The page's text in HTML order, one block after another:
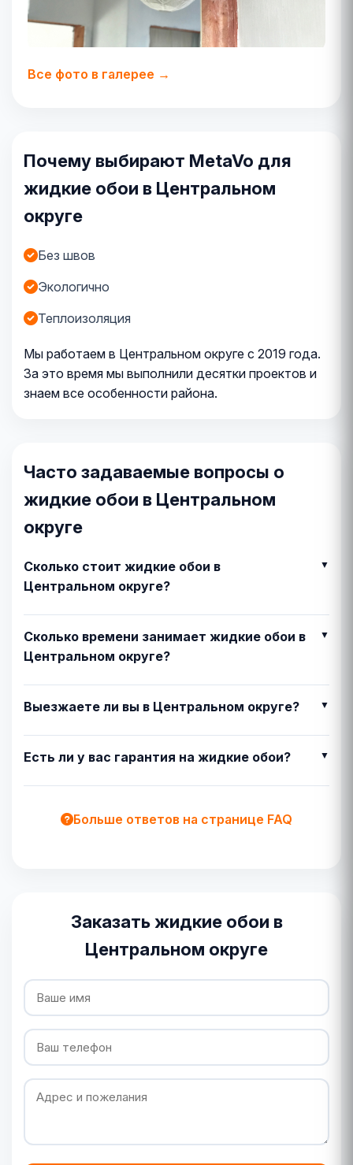
Все фото в галерее →
Почему выбирают MetaVo для
жидкие обои в Центральном
округе
Без швов
Экологично
Теплоизоляция
Мы работаем в Центральном округе с 2019 года.
За это время мы выполнили десятки проектов и
знаем все особенности района.
Часто задаваемые вопросы о
жидкие обои в Центральном
округе
Сколько стоит жидкие обои в
Центральном округе?
Сколько времени занимает жидкие обои в
Центральном округе?
Выезжаете ли вы в Центральном округе?
Есть ли у вас гарантия на жидкие обои?
Больше ответов на странице FAQ
Заказать жидкие обои в
Центральном округе